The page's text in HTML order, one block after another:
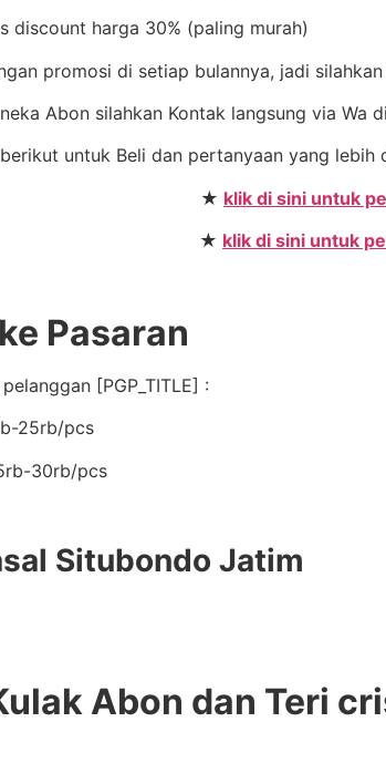
discount harga 30% (paling murah)
promosi di setiap bulannya, jadi
Abon silahkan Kontak langsung via
untuk Beli dan pertanyaan yang lebih
★ klik di sini untuk
★ klik di sini untuk
Pasaran
[PGP_TITLE] :
25rb/pcs
30rb/pcs
Situbondo Jatim
Abon dan Teri